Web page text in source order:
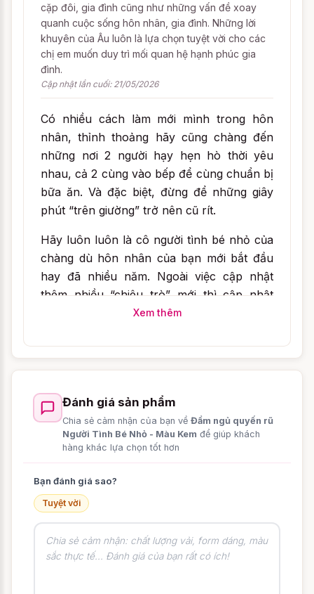
cặp đôi, gia đình cũng như những vấn đề xoay
quanh cuộc sống hôn nhân, gia đình. Những lời
khuyên của Âu luôn là lựa chọn tuyệt vời cho các
chị em muốn duy trì mối quan hệ hạnh phúc gia
đình.
Cập nhật lần cuối: 21/05/2026
Có nhiều cách làm mới mình trong hôn
nhân, thỉnh thoảng hãy cũng chàng đến
những nơi 2 người hạy hẹn hò thời yêu
nhau, cả 2 cùng vào bếp để cùng chuẩn bị
bữa ăn. Và đặc biệt, đừng để những giây
phút “trên giường” trở nên cũ rít.
Hãy luôn luôn là cô người tình bé nhỏ của
chàng dù hôn nhân của bạn mới bắt đầu
hay đã nhiều năm. Ngoài việc cập nhật
thêm nhiều “chiêu trò” mới thì cập nhật
thường xuyên các bộváy ngủ
đấy.
Xem thêm
Đánh giá sản phẩm
Chia sẻ cảm nhận của bạn về Đầm ngủ quyến rũ
Người Tình Bé Nhỏ - Màu Kem để giúp khách
hàng khác lựa chọn tốt hơn
Bạn đánh giá sao?
Tuyệt vời